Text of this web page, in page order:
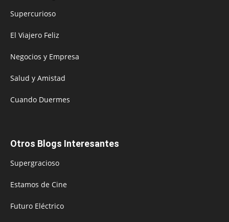
Supercurioso
El Viajero Feliz
Negocios y Empresa
Salud y Amistad
Cuando Duermes
Otros Blogs Interesantes
Supergracioso
Estamos de Cine
Futuro Eléctrico